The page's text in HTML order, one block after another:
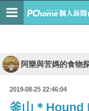
阿樂與苦媽的食物
2019-08-25 22:46:04
釜山＊Hound